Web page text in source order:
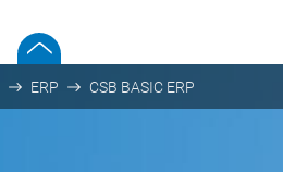
ERP CSB BASIC ERP